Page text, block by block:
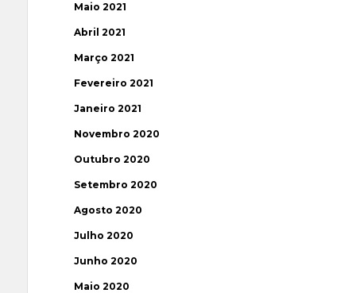
Maio 2021
Abril 2021
Março 2021
Fevereiro 2021
Janeiro 2021
Novembro 2020
Outubro 2020
Setembro 2020
Agosto 2020
Julho 2020
Junho 2020
Maio 2020